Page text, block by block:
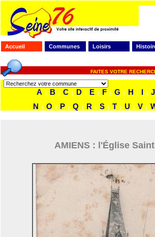
Accueil Communes Loisirs
FAITES VOTRE
A | B | C | D | E | F | G | H | I | J
N
| O | P | Q | R | S | T | U | V |
AMIENS : l'Église